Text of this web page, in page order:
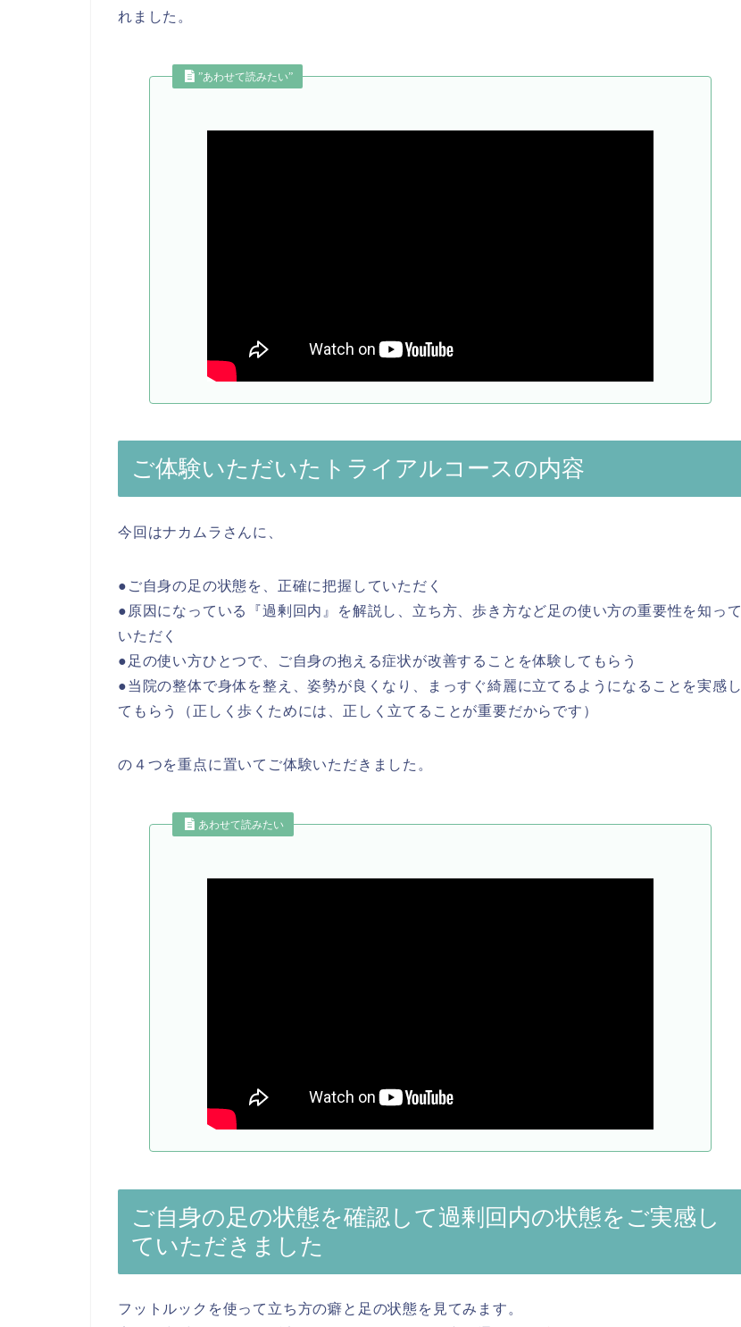
れました。
”あわせて読みたい”
ご体験いただいたトライアルコースの内容
今回はナカムラさんに、
●ご自身の足の状態を、正確に把握していただく
●原因になっている『過剰回内』を解説し、立ち方、歩き方など足の使い方の重要性を知って
いただく
●足の使い方ひとつで、ご自身の抱える症状が改善することを体験してもらう
●当院の整体で身体を整え、姿勢が良くなり、まっすぐ綺麗に立てるようになることを実感し
てもらう（正しく歩くためには、正しく立てることが重要だからです）
の４つを重点に置いてご体験いただきました。
あわせて読みたい
ご自身の足の状態を確認して過剰回内の状態をご実感し
ていただきました
フットルックを使って立ち方の癖と足の状態を見てみます。